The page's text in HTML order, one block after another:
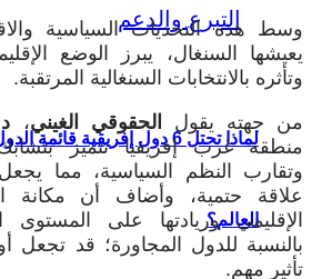
لماذا تحتل 6 دول إفريقية
العالم؟
وسط هذه التحديات السياسية
يعيشها السنغال، يبرز الوضع
وتأثره بالانتخابات السنغالية المرتقبة.
من جهته يقول
الحقوقي الغيني،
منطقة غرب إفريقيا تتميز بتشابك
وتقارب النظم السياسية، مما يجعل
علاقة حتمية، وأضاف أن مكانة
الإقليمي وريادتها على المستوى
بالنسبة للدول المجاورة؛ قد تجعل
تأثير مهم.